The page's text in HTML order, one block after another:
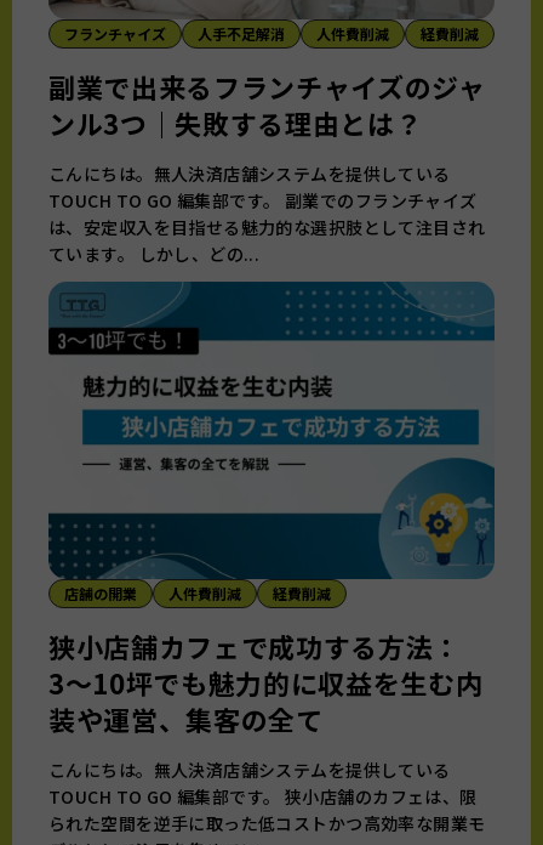
フランチャイズ 人手不足解消 人件費削減 経費削減
副業で出来るフランチャイズのジャ
ンル3つ｜失敗する理由とは？
こんにちは。無人決済店舗システムを提供している
TOUCH TO GO 編集部です。 副業でのフランチャイズ
は、安定収入を目指せる魅力的な選択肢として注目され
ています。 しかし、どの...
店舗の開業 人件費削減 経費削減
狭小店舗カフェで成功する方法：
3〜10坪でも魅力的に収益を生む内
装や運営、集客の全て
こんにちは。無人決済店舗システムを提供している
TOUCH TO GO 編集部です。 狭小店舗のカフェは、限
られた空間を逆手に取った低コストかつ高効率な開業モ